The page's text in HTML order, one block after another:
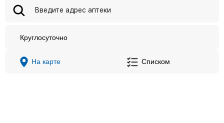
Круглосуточно
На карте Списком